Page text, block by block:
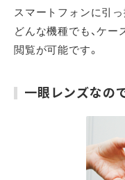
スマートフォンに引
どんな機種でも、ケ
閲覧が可能です。
一眼レンズなの